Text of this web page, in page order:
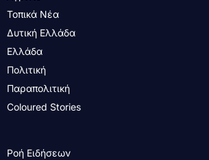
Τοπικά Νέα
Δυτική Ελλάδα
Ελλάδα
Πολιτική
Παραπολιτική
Coloured Stories
Ροή Ειδήσεων